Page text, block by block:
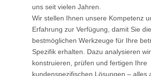
uns seit vielen Jahren.
Wir stellen Ihnen unsere Kompetenz
Erfahrung zur Verfügung, damit Sie die
bestmöglichen Werkzeuge für Ihre
Spezifik erhalten. Dazu analysieren
konstruieren, prüfen und fertigen Ihre
kundenspezifischen Lösungen – alles